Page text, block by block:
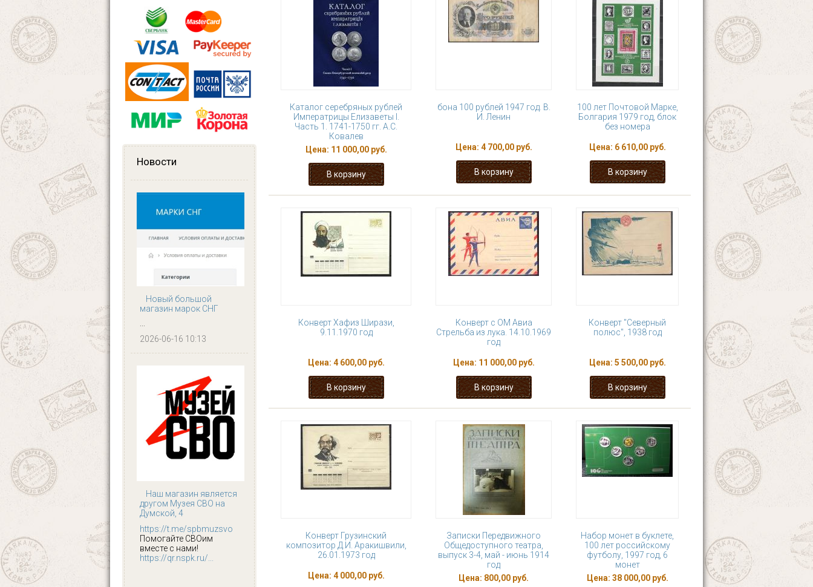
Новости
Новый большой
магазин марок СНГ
...
2026-06-16 10:13
Наш магазин является
другом Музея СВО на
Думской, 4
https://t.me/spbmuzsvo
Помогайте СВОим
вместе с нами!
https://qr.nspk.ru/...
Каталог серебряных рублей
Императрицы Елизаветы I.
Часть 1. 1741-1750 гг. А.С.
Ковалев
Цена: 11 000,00 руб.
бона 100 рублей 1947 год. В.
И. Ленин
Цена: 4 700,00 руб.
100 лет Почтовой Марке,
Болгария 1979 год, блок
без номера
Цена: 6 610,00 руб.
Конверт Хафиз Ширази,
9.11.1970 год
Цена: 4 600,00 руб.
Конверт с ОМ Авиа
Стрельба из лука. 14.10.1969
год
Цена: 11 000,00 руб.
Конверт "Северный
полюс", 1938 год
Цена: 5 500,00 руб.
Конверт Грузинский
композитор Д.И. Аракишвили,
26.01.1973 год
Цена: 4 000,00 руб.
Записки Передвижного
Общедоступного театра,
выпуск 3-4, май - июнь 1914
год
Цена: 800,00 руб.
Набор монет в буклете,
100 лет российскому
футболу, 1997 год, 6
монет
Цена: 38 000,00 руб.